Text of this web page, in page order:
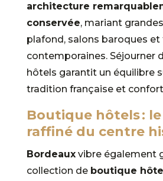
architecture
conservée, mariant
plafond, salons baroques et
contemporaines. Séjourner
hôtels garantit un équilibre
tradition française et
Boutique hôtels :
raffiné du centre
Bordeauxvibre également
collection de boutique